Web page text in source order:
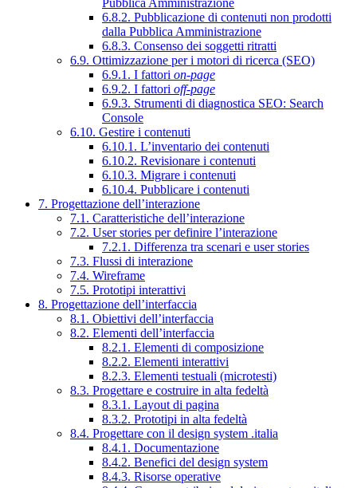
Pubblica Amministrazione
6.8.2. Pubblicazione di contenuti non prodotti
dalla Pubblica Amministrazione
6.8.3. Consenso dei soggetti ritratti
6.9. Ottimizzazione per i motori di ricerca (SEO)
6.9.1. I fattori on-page
6.9.2. I fattori off-page
6.9.3. Strumenti di diagnostica SEO: Search
Console
6.10. Gestire i contenuti
6.10.1. L’inventario dei contenuti
6.10.2. Revisionare i contenuti
6.10.3. Migrare i contenuti
6.10.4. Pubblicare i contenuti
7. Progettazione dell’interazione
7.1. Caratteristiche dell’interazione
7.2. User stories per definire l’interazione
7.2.1. Differenza tra scenari e user stories
7.3. Flussi di interazione
7.4. Wireframe
7.5. Prototipi interattivi
8. Progettazione dell’interfaccia
8.1. Obiettivi dell’interfaccia
8.2. Elementi dell’interfaccia
8.2.1. Elementi di composizione
8.2.2. Elementi interattivi
8.2.3. Elementi testuali (microtesti)
8.3. Progettare e costruire in alta fedeltà
8.3.1. Layout di pagina
8.3.2. Prototipi in alta fedeltà
8.4. Progettare con il design system .italia
8.4.1. Documentazione
8.4.2. Benefici del design system
8.4.3. Risorse operative